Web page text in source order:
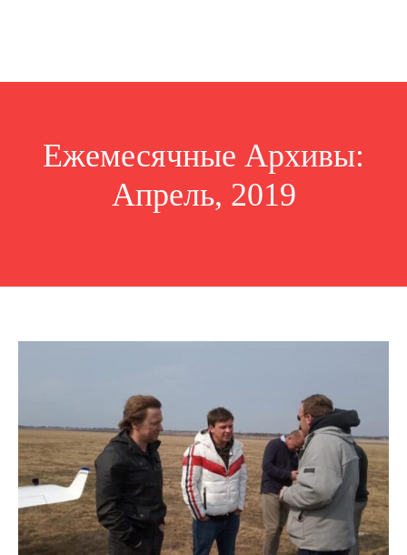
Ежемесячные Архивы:
Апрель, 2019